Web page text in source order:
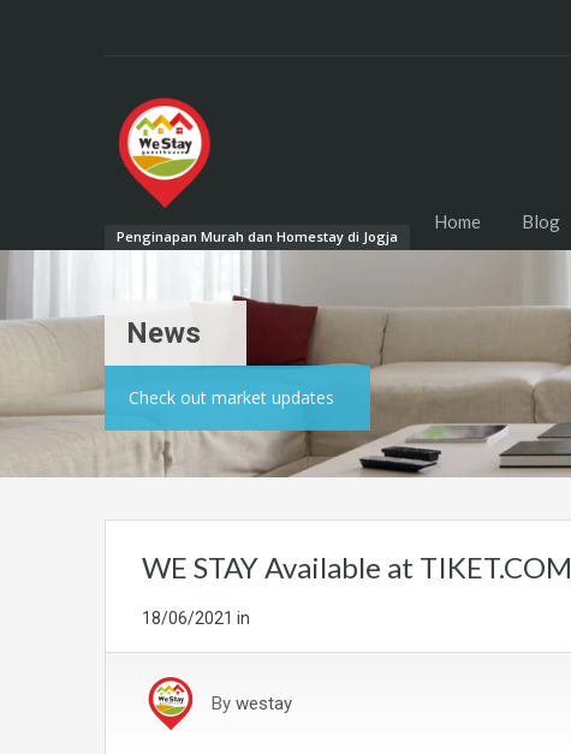
Penginapan Murah dan Homestay di Jogja
Home Blog
News
Check out market updates
WE STAY Available at TIKET.COM
18/06/2021 in
By westay